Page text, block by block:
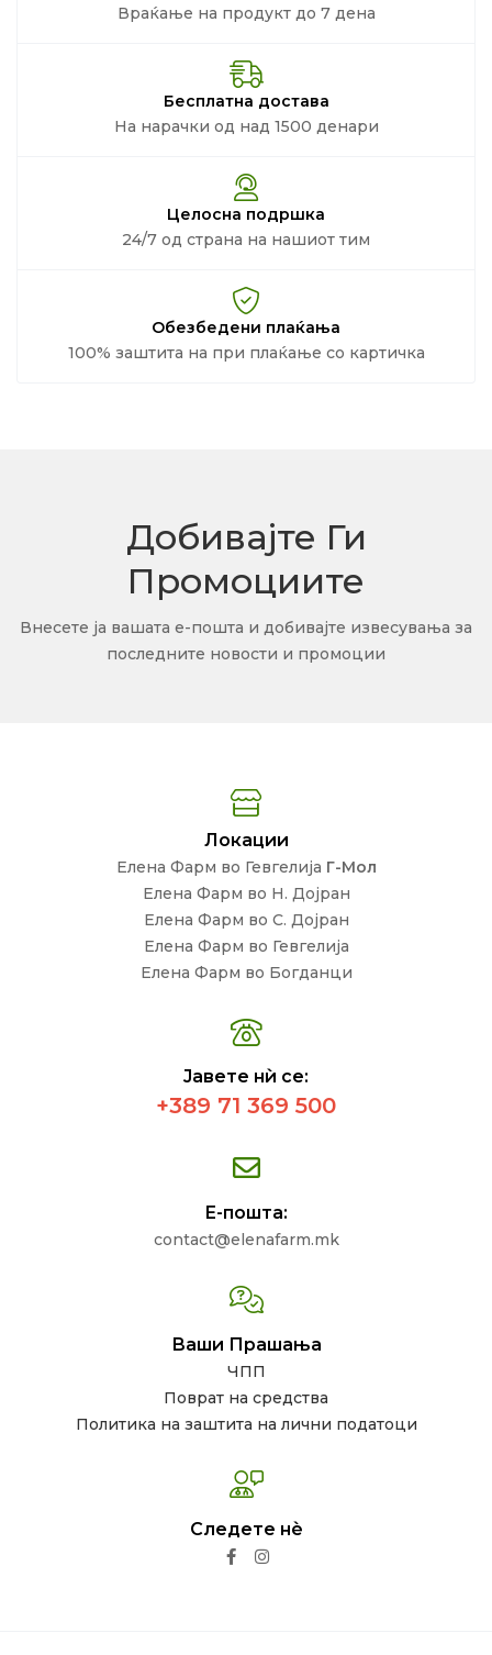
Враќање на продукт до 7 дена
Бесплатна достава
На нарачки од над 1500 денари
Целосна подршка
24/7 од страна на нашиот тим
Обезбедени плаќања
100% заштита на при плаќање со картичка
Добивајте Ги
Промоциите
Внесете ја вашата е-пошта и добивајте извесувања за
последните новости и промоции
Локации
Елена Фарм во Гевгелија Г-Мол
Елена Фарм во Н. Дојран
Елена Фарм во С. Дојран
Елена Фарм во Гевгелија
Елена Фарм во Богданци
Јавете нѝ се:
+389 71 369 500
Е-пошта:
contact@elenafarm.mk
Ваши Прашања
ЧПП
Поврат на средства
Политика на заштита на лични податоци
Следете нѐ